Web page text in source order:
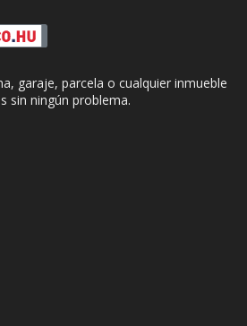
garaje, parcela o cualquier inmueble
sin ningún problema.